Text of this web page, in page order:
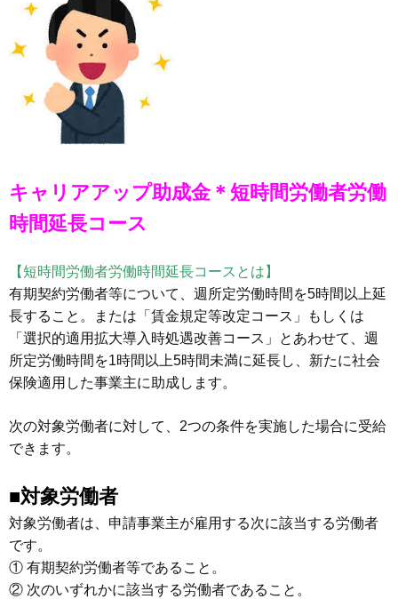
キャリアアップ助成金＊短時間労働者労働
時間延長コース
【短時間労働者労働時間延長コースとは】
有期契約労働者等について、週所定労働時間を5時間以上延
長すること。または「賃金規定等改定コース」もしくは
「選択的適用拡大導入時処遇改善コース」とあわせて、週
所定労働時間を1時間以上5時間未満に延長し、新たに社会
保険適用した事業主に助成します。
次の対象労働者に対して、2つの条件を実施した場合に受給
できます。
■対象労働者
対象労働者は、申請事業主が雇用する次に該当する労働者
です。
① 有期契約労働者等であること。
② 次のいずれかに該当する労働者であること。